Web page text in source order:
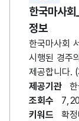
한국마사
정보
한국마사회
시행된 경주
제공합니다.
경주번호, 승
3착마출주번
베팅승식 -
제공기관
조회수
키워드
확